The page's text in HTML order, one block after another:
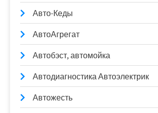
Авто-Кеды
АвтоАгрегат
Автобэст, автомойка
Автодиагностика Автоэлектрик
Автожесть